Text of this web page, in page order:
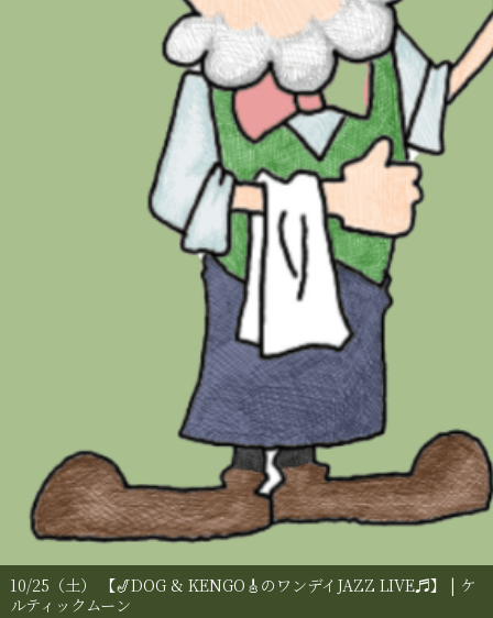
10/25（土） 【🎷DOG & KENGO🎸のワンデイJAZZ LIVE♬】 | ケ
ルティックムーン